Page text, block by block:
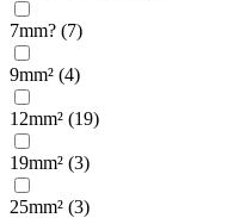
7mm? (7)
9mm² (4)
12mm² (19)
19mm² (3)
25mm² (3)